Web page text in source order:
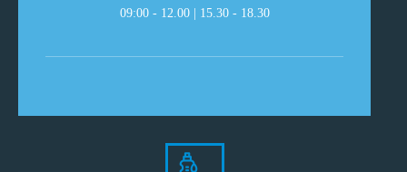
09:00 - 12.00 | 15.30 - 18.30